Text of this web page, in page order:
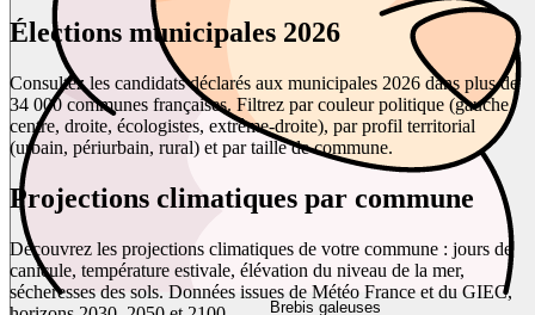
Brebis galeuses
Élections municipales 2026
Consultez les candidats déclarés aux municipales 2026 dans plus de
34 000 communes françaises. Filtrez par couleur politique (gauche,
centre, droite, écologistes, extrême-droite), par profil territorial
(urbain, périurbain, rural) et par taille de commune.
Projections climatiques par commune
Découvrez les projections climatiques de votre commune : jours de
canicule, température estivale, élévation du niveau de la mer,
sécheresses des sols. Données issues de Météo France et du GIEC,